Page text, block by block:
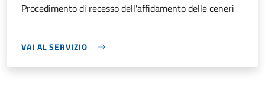
Procedimento di recesso dell'affidamento delle ceneri
VAI AL SERVIZIO